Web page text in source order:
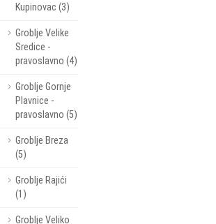
Kupinovac (3)
Groblje Velike
Sredice -
pravoslavno (4)
Groblje Gornje
Plavnice -
pravoslavno (5)
Groblje Breza
(5)
Groblje Rajići
(1)
Groblje Veliko